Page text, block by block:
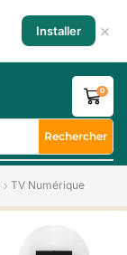
Rechercher
0
TV Numérique
Installer ×